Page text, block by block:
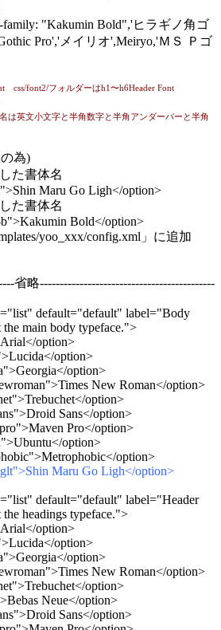
family: "Kakumin Bold",'ヒラギノ角ゴ
Pro','メイリオ',Meiryo,'ＭＳ Ｐゴ
css/font2/フォルダーはh1〜h6Header Font
は英文小文字と半角数字と半角アンダーバーと半角
為)
た書体名
Maru Go Ligh</option>
た書体名
Bold</option>
yoo_xxx/config.xml」に追加
省略--------------------------------------------
default="default" label="Body
main body typeface.">
option>
option>
option>
New Roman</option>
option>
Sans</option>
Pro</option>
option>
option>
Maru Go Ligh</option>
default="default" label="Header
headings typeface.">
option>
option>
option>
New Roman</option>
option>
Neue</option>
Sans</option>